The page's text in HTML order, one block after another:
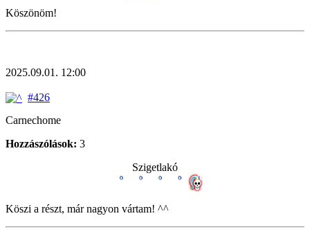
Köszönöm!
2025.09.01. 12:00
#426
Carnechome
Hozzászólások: 3
Szigetlakó
Köszi a részt, már nagyon vártam! ^^